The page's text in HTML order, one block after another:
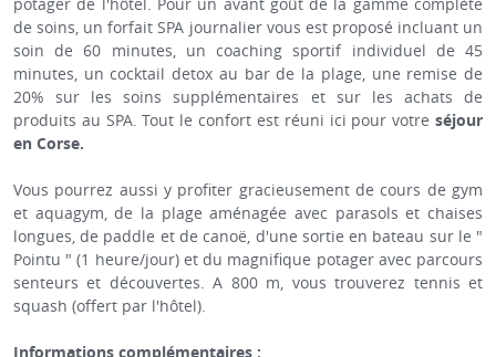
de soins, un forfait SPA journalier vous est proposé incluant un
soin de 60 minutes, un coaching sportif individuel de 45
minutes, un cocktail detox au bar de la plage, une remise de
20% sur les soins supplémentaires et sur les achats de
produits au SPA. Tout le confort est réuni ici pour votreséjour
en Corse.
Vous pourrez aussi y profiter gracieusement de cours de gym
et aquagym, de la plage aménagée avec parasols et chaises
longues, de paddle et de canoë, d'une sortie en bateau sur le "
Pointu " (1 heure/jour) et du magnifique potager avec parcours
senteurs et découvertes. A 800 m, vous trouverez tennis et
squash (offert par l'hôtel).
Informations complémentaires :